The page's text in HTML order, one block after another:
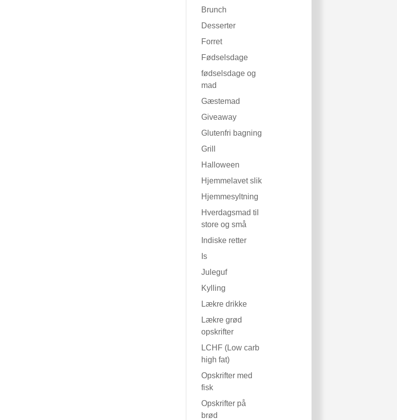
Brunch
Desserter
Forret
Fødselsdage
fødselsdage og
mad
Gæstemad
Giveaway
Glutenfri bagning
Grill
Halloween
Hjemmelavet slik
Hjemmesyltning
Hverdagsmad til
store og små
Indiske retter
Is
Juleguf
Kylling
Lækre drikke
Lækre grød
opskrifter
LCHF (Low carb
high fat)
Opskrifter med
fisk
Opskrifter på
brød